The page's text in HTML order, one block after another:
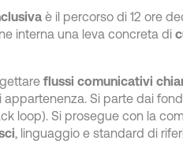
è il percorso di 12 ore
interna una leva concreta di
flussi comunicativi
Si parte dai
loop). Si prosegue con la
, linguaggio e standard di